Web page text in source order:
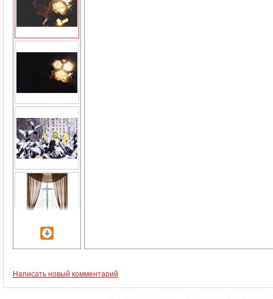
Написать новый комментарий